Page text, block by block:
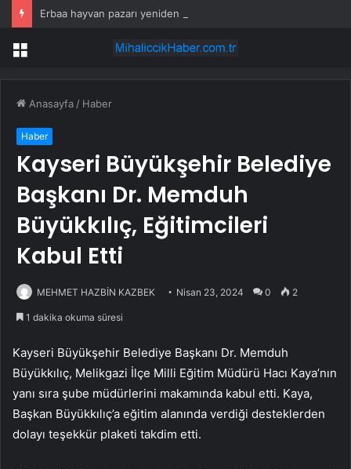
Erbaa hayvan pazarı yeniden açılıyor
Menü
Anasayfa / Haber
Haber
Kayseri Büyükşehir Belediye
Başkanı Dr. Memduh
Büyükkılıç, Eğitimcileri
Kabul Etti
MEHMET HAZBİN KAZBEK Nisan 23, 2024 0 2
1 dakika okuma süresi
Kayseri Büyükşehir Belediye Başkanı Dr. Memduh
Büyükkılıç, Melikgazi İlçe Milli Eğitim Müdürü Hacı Kaya’nın
yanı sıra şube müdürlerini makamında kabul etti. Kaya,
Başkan Büyükkılıç’a eğitim alanında verdiği desteklerden
dolayı teşekkür plaketi takdim etti.